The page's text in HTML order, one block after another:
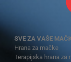
SVE ZA VAŠE
Hrana za mačke
Terapijska hrana za